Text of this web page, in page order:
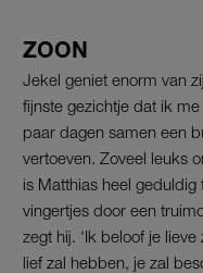
ZOON
Jekel geniet enorm van
fijnste gezichtje dat ik
paar dagen samen een
vertoeven. Zoveel leuks
is Matthias heel
vingertjes door een
zegt hij. ‘Ik beloof je
lief zal hebben, je zal